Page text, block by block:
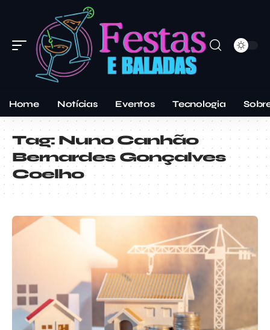
Home Notícias Eventos Tecnologia
Tag:Nuno Canhão
Bernardes Gonçalves
Coelho